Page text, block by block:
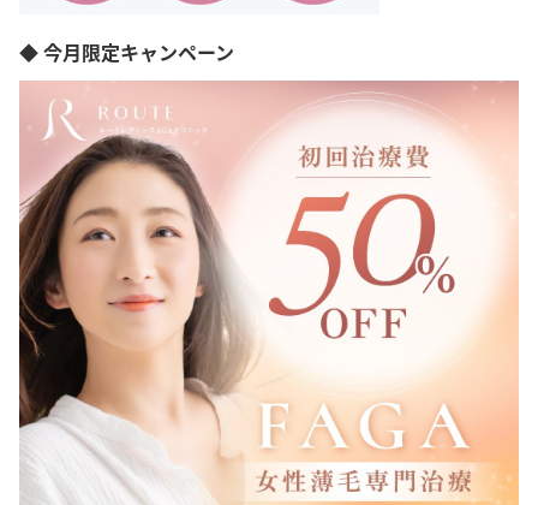
京都府
大阪府
兵庫県
奈良県
和歌山県
島根県
岡山県
広島県
山口県
徳島県
香川県
愛媛県
高知県
福岡県
佐賀県
熊本県
大分県
◆ 今月限定キャンペーン